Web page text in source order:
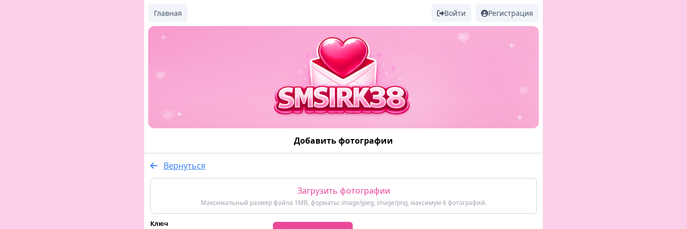
Главная Войти Регистрация
Добавить фотографии
Вернуться
Загрузить фотографии
Максимальный размер файла 1MB, форматы: image/jpeg, image/png, максимум 6 фотографий.
Ключ